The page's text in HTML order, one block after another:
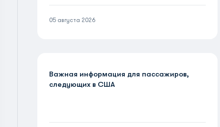
05 августа 2026
Важная информация для пассажиров,
следующих в США